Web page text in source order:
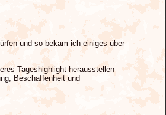
und so bekam ich einiges über
Tageshighlight herausstellen
Beschaffenheit und